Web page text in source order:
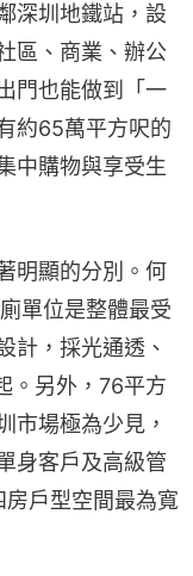
深圳地鐵站，設
區、商業、辦公
門也能做到「一
約65萬平方呎的
中購物與享受生
明顯的分別。何
單位是整體最受
計，採光通透、
。另外，76平方
市場極為少見，
身客戶及高級管
戶型空間最為寬